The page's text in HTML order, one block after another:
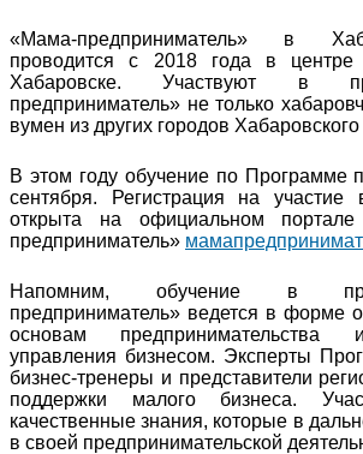
«Мама-предприниматель» в
проводится с 2018 года в
Хабаровске. Участвуют в
предприниматель» не только
вумен из других городов Хабаровского
В этом году обучение по Программе
сентября. Регистрация на
открыта на официальном
предприниматель»
Напомним, обучение в
предприниматель» ведется в форме
основам предпринимательства
управления бизнесом. Эксперты
бизнес-тренеры и представители
поддержки малого бизнеса.
качественные знания, которые в
в своей предпринимательской